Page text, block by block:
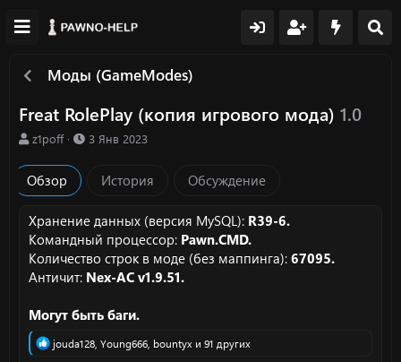
Моды (GameModes)
Freat RolePlay (копия игрового мода) 1.0
А
т
о
z1poff
Д
о
з
а
н
я
3 Янв 2023
Обзор История Обсуждение
Хранение данных (версия MySQL): R39-6.
Командный процессор: Pawn.CMD.
Количество строк в моде (без маппинга): 67095.
Античит: Nex-AC v1.9.51.
Могут быть баги.
Р
jouda128, Young666, bountyx и 91 других